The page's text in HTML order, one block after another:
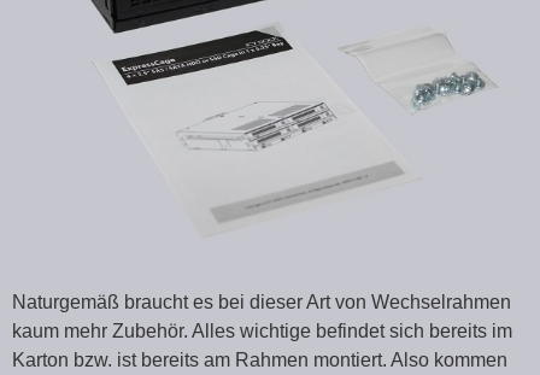
Naturgemäß braucht es bei dieser Art von Wechselrahmen
kaum mehr Zubehör. Alles wichtige befindet sich bereits im
Karton bzw. ist bereits am Rahmen montiert. Also kommen